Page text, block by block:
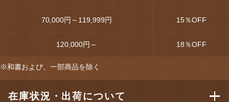
70,000円～119,999円 15％OFF
120,000円～ 18％OFF
※和書および、一部商品を除く
在庫状況・出荷について